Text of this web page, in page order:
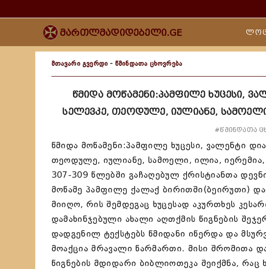
მართლმადიდებელი.GE
მთავარი გვერდი - წმინდათა ცხოვრება
წმიდა მოწამენი:პამფილე ხუცესი,
სელევკე, თეოდულე, იულიანე,
#წმინდათა
წმიდა მოწამენი:პამფილე ხუცესი, ვალენტი
თეოდულე, იულიანე, სამოელი, ილია,
307-309 წლებში გაჩაღებულ ქრისტიანთა
მოწამე პამფილე ქალაქ ბირითში(ბეირუთი)
მიიღო, რის შემდეგაც ხუცესად აკურთხეს
დამახინჯებული ახალი აღთქმის წიგნების
დადგენილ ტექსტებს წმიდანი იწერდა და
მოაქცია მრავალი წარმართი. მისი შრომითა
წიგნების მდიდარი ბიბლიოთეკა შეიქმნა,